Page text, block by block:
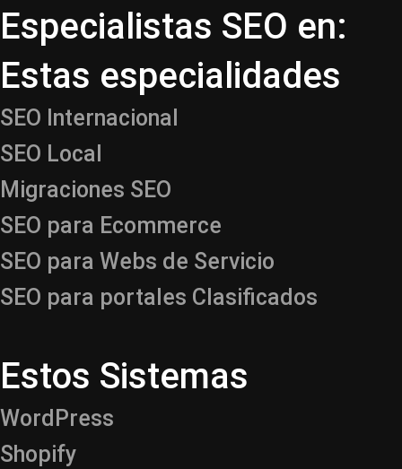
Especialistas SEO en:
Estas especialidades
SEO Internacional
SEO Local
Migraciones SEO
SEO para Ecommerce
SEO para Webs de Servicio
SEO para portales Clasificados
Estos Sistemas
WordPress
Shopify